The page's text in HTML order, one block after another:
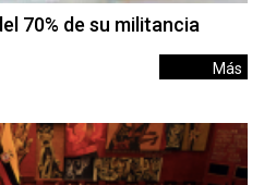
70% de su militancia
Más